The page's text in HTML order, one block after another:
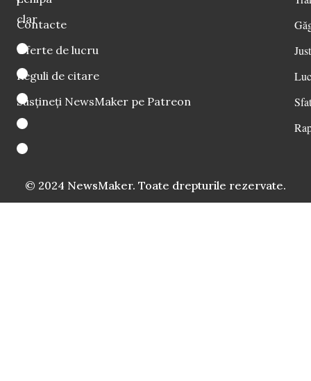
clar
Contacte
Oferte de lucru
Reguli de citare
Susțineți NewsMaker pe Patreon
© 2024 NewsMaker. Toate drepturile rezervate.